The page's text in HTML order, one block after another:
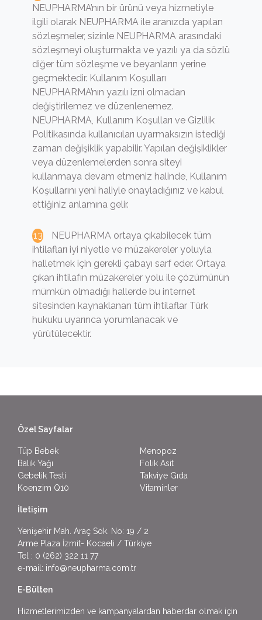
NEUPHARMA’nın bir ürünü veya hizmetiyle
ilgili olarak NEUPHARMA ile aranızda yapılan
sözleşmeler, sizinle NEUPHARMA arasındaki
sözleşmeyi oluşturmakta ve yazılı ya da sözlü
diğer tüm sözleşme ve beyanların yerine
geçmektedir. Kullanım Koşulları
NEUPHARMA’nın yazılı izni olmadan
değiştirilemez ve düzenlenemez.
NEUPHARMA, Kullanım Koşulları ve Gizlilik
Politikasında kullanıcıları uyarmaksızın istediği
zaman değişiklik yapabilir. Yapılan değişiklikler
veya düzenlemelerden sonra siteyi
kullanmaya devam etmeniz halinde, Kullanım
Koşullarını yeni haliyle onayladığınız ve kabul
ettiğiniz anlamına gelir.
NEUPHARMA ortaya çıkabilecek tüm
ihtilafları iyi niyetle ve müzakereler yoluyla
halletmek için gerekli çabayı sarf eder. Ortaya
çıkan ihtilafın müzakereler yolu ile çözümünün
mümkün olmadığı hallerde bu internet
sitesinden kaynaklanan tüm ihtilaflar Türk
hukuku uyarınca yorumlanacak ve
yürütülecektir.
Özel Sayfalar
Tüp Bebek
Menopoz
Balık Yağı
Folik Asit
Gebelik Testi
Takviye Gıda
Koenzim Q10
Vitaminler
İletişim
Yenişehir Mah. Araç Sok. No: 19 / 2
Arme Plaza İzmit- Kocaeli / Türkiye
Tel : 0 (262) 322 11 77
e-mail: info@neupharma.com.tr
E-Bülten
Hizmetlerimizden ve kampanyalardan haberdar olmak için